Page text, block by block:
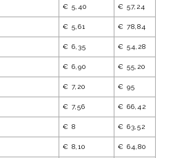
€ 5,40 € 57,24
€ 5,61 € 78,84
€ 6,35 € 54,28
€ 6,90 € 55,20
€ 7,20 € 95
€ 7,56 € 66,42
€ 8 € 63,52
€ 8,10 € 64,80